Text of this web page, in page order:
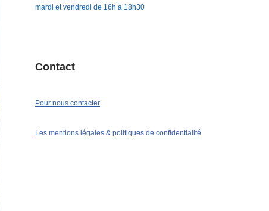
mardi et vendredi de 16h à 18h30
Contact
Pour nous contacter
Les mentions légales & politiques de confidentialité